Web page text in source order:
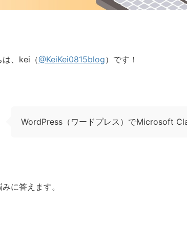
は、kei（@KeiKei0815blog）です！
WordPress（ワードプレス）でMicrosoft
に答えます。